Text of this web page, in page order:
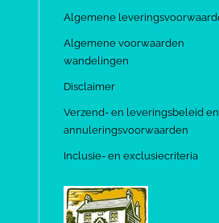
Algemene
Algemene voorwaarden
wandelingen
Disclaimer
Verzend- en leveringsbeleid en
annuleringsvoorwaarden
Inclusie- en exclusiecriteria